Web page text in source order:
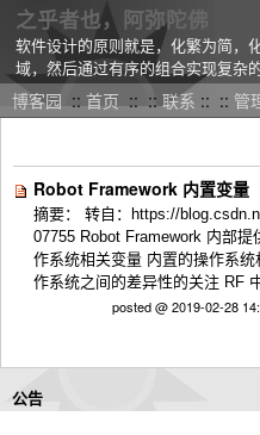
之乎者也，阿弥陀佛
软件设计的原则就是，化繁为简，
域，然后通过有序的组合实现复杂
博客园 :: 首页 :: ::联系 :: :: 管
公告
Robot Framework 内置变量
摘要： 转自：https://
07755 Robot Framework 内部
作系统相关变量 内置的操作系
作系统之间的差异性的关注 RF
posted @ 2019-02-28